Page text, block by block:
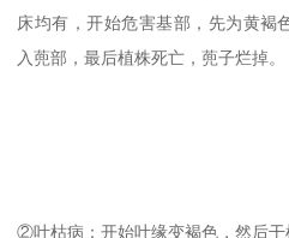
床均有，开始危害基部，先为黄褐
入蔸部，最后植株死亡，蔸子烂掉。
②叶枯病：开始叶缘变褐色，然后干